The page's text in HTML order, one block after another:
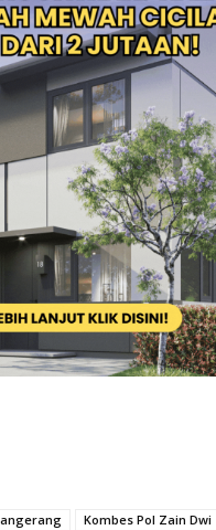
Kombes Pol Zain Dwi